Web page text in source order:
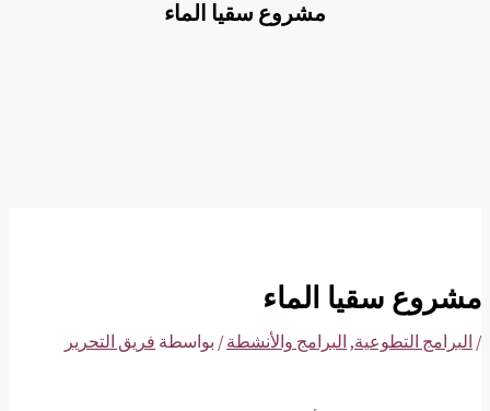
مشروع سقيا الماء
مشروع سقيا الماء
/ البرامج التطوعية, البرامج والأنشطة / بواسطة فريق التحرير